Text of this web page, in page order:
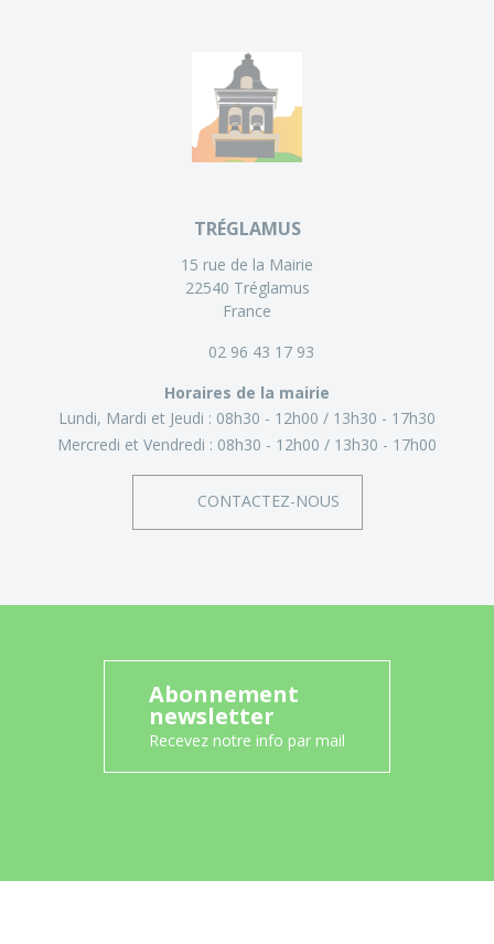
TRÉGLAMUS
15 rue de la Mairie
22540 Tréglamus
France
02 96 43 17 93
Horaires de la mairie
Lundi, Mardi et Jeudi : 08h30 - 12h00
13h30 - 17h30
Mercredi et Vendredi : 08h30 - 12h00 13h30 - 17h00
CONTACTEZ-NOUS
Abonnement
newsletter
Recevez notre info par mail